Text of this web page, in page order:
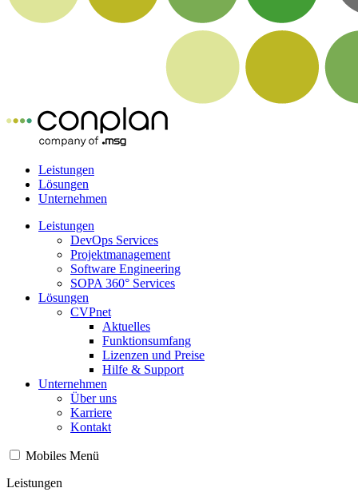
Leistungen
Lösungen
Unternehmen
Leistungen
DevOps Services
Projektmanagement
Software Engineering
SOPA 360° Services
Lösungen
CVPnet
Aktuelles
Funktionsumfang
Lizenzen und Preise
Hilfe & Support
Unternehmen
Über uns
Karriere
Kontakt
Mobiles Menü
Leistungen